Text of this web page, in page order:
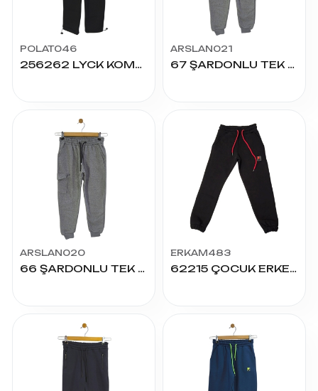
POLAT046
256262 LYCK KOMPAK PAÇA STOPERLİ ALT 9/12 YAŞ
ARSLAN021
67 ŞARDONLU TEK KARGO CEP ALT 13/16 YAŞ
ARSLAN020
66 ŞARDONLU TEK KARGO CEP ALT 9/12 YAŞ
ERKAM483
62215 ÇOCUK ERKEK 3İP ALT 9/12 YAŞ